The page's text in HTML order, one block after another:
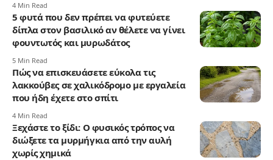
4 Min Read
5 φυτά που δεν πρέπει να φυτεύετε
δίπλα στον βασιλικό αν θέλετε να γίνει
φουντωτός και μυρωδάτος
5 Min Read
Πώς να επισκευάσετε εύκολα τις
λακκούβες σε χαλικόδρομο με εργαλεία
που ήδη έχετε στο σπίτι
4 Min Read
Ξεχάστε το ξίδι: Ο φυσικός τρόπος να
διώξετε τα μυρμήγκια από την αυλή
χωρίς χημικά